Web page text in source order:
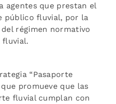
agentes que prestan el
público fluvial, por la
régimen normativo
fluvial.
“Pasaporte
promueve que las
fluvial cumplan con